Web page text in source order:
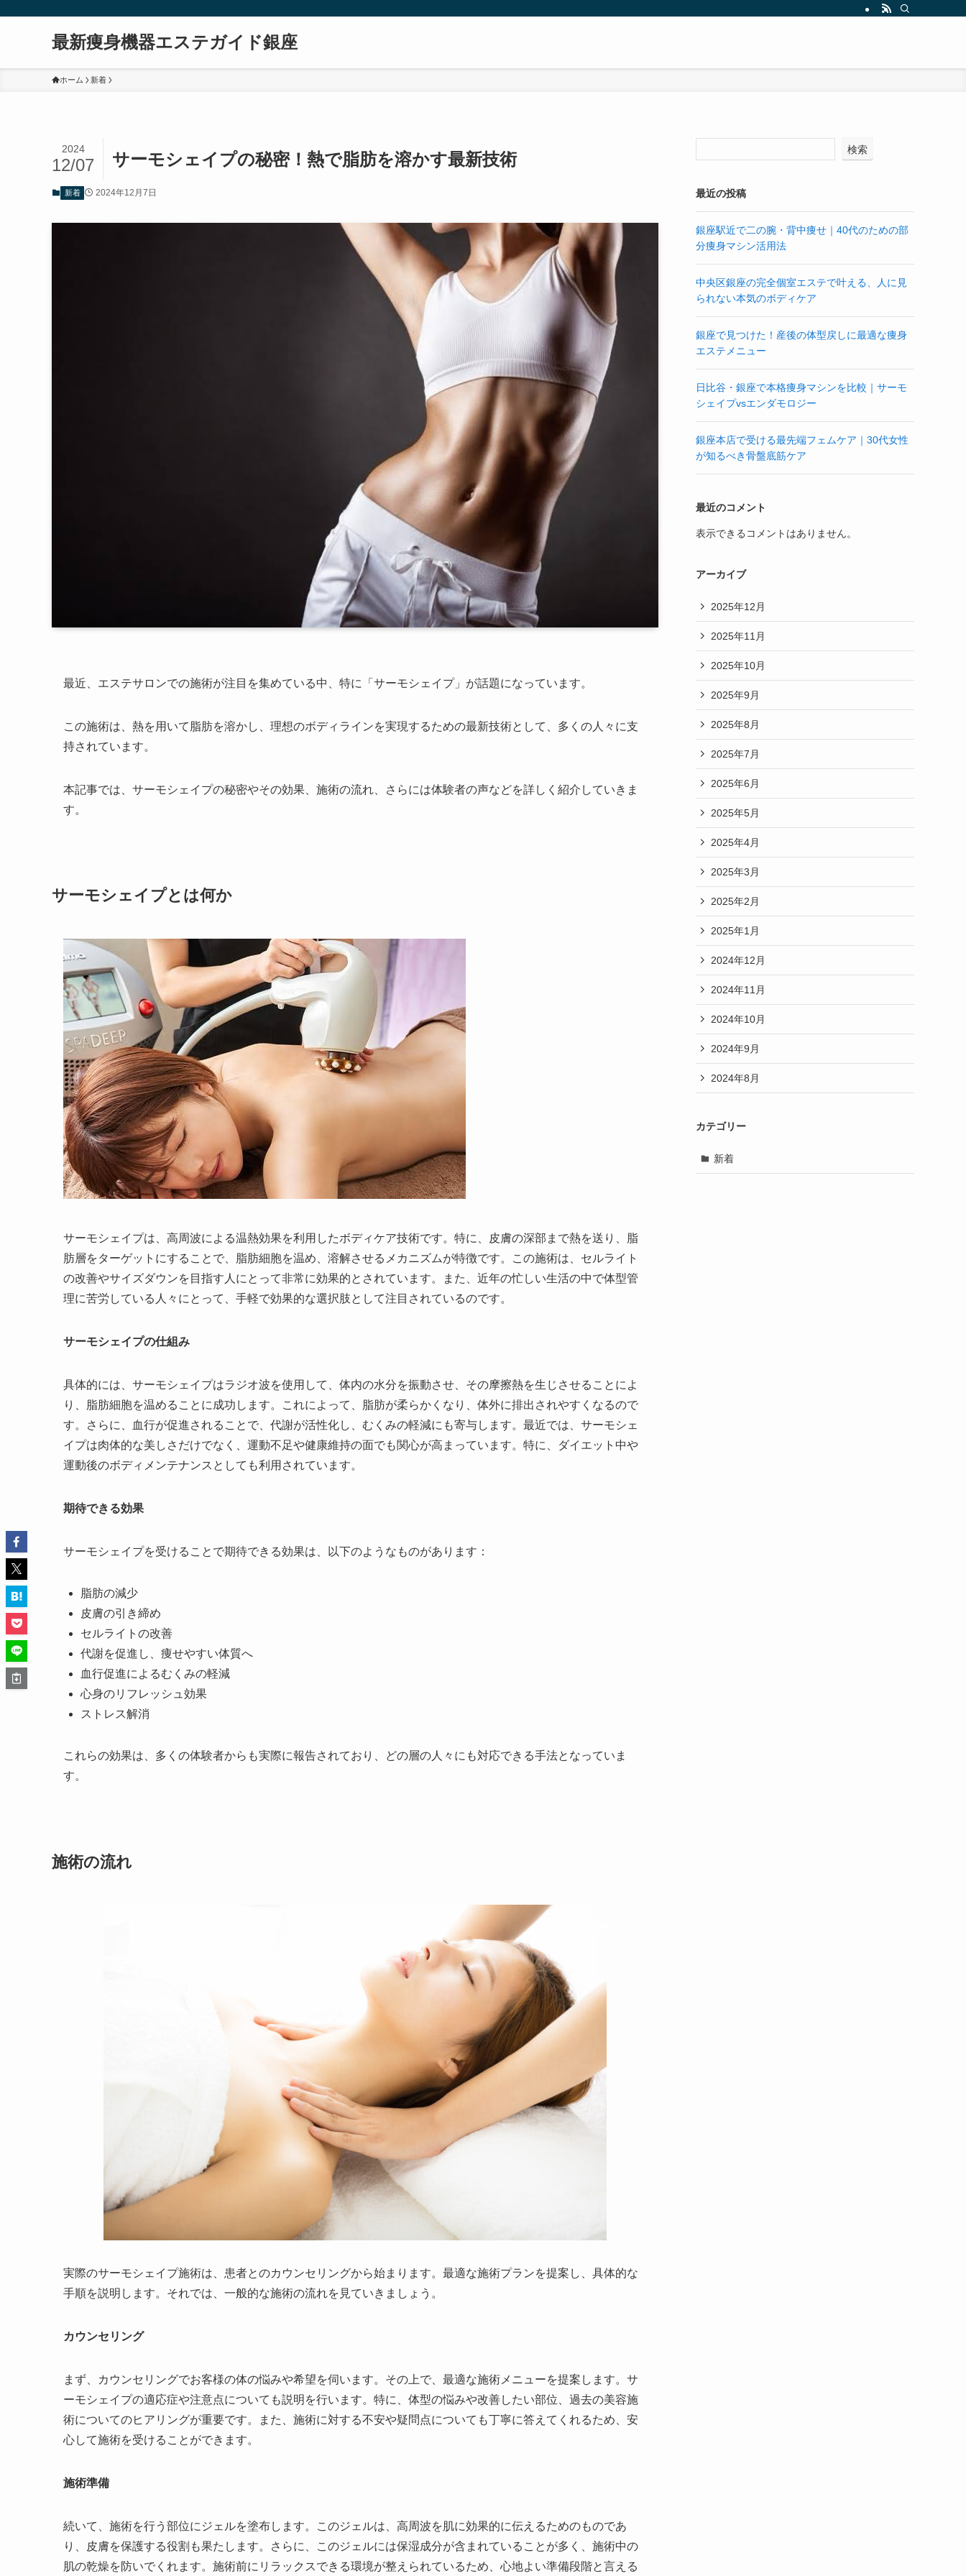
最新痩身機器エステガイド銀座
ホーム 新着
サーモシェイプの秘密！熱で脂肪を溶かす最新技術
2024
12/07
新着 2024年12月7日
最近、エステサロンでの施術が注目を集めている中、特に「サーモシェイプ」が話題になっています。
この施術は、熱を用いて脂肪を溶かし、理想のボディラインを実現するための最新技術として、多くの人々に支
持されています。
本記事では、サーモシェイプの秘密やその効果、施術の流れ、さらには体験者の声などを詳しく紹介していきま
す。
サーモシェイプとは何か
サーモシェイプは、高周波による温熱効果を利用したボディケア技術です。特に、皮膚の深部まで熱を送り、脂
肪層をターゲットにすることで、脂肪細胞を温め、溶解させるメカニズムが特徴です。この施術は、セルライト
の改善やサイズダウンを目指す人にとって非常に効果的とされています。また、近年の忙しい生活の中で体型管
理に苦労している人々にとって、手軽で効果的な選択肢として注目されているのです。
サーモシェイプの仕組み
具体的には、サーモシェイプはラジオ波を使用して、体内の水分を振動させ、その摩擦熱を生じさせることによ
り、脂肪細胞を温めることに成功します。これによって、脂肪が柔らかくなり、体外に排出されやすくなるので
す。さらに、血行が促進されることで、代謝が活性化し、むくみの軽減にも寄与します。最近では、サーモシェ
イプは肉体的な美しさだけでなく、運動不足や健康維持の面でも関心が高まっています。特に、ダイエット中や
運動後のボディメンテナンスとしても利用されています。
期待できる効果
サーモシェイプを受けることで期待できる効果は、以下のようなものがあります：
脂肪の減少
皮膚の引き締め
セルライトの改善
代謝を促進し、痩せやすい体質へ
血行促進によるむくみの軽減
心身のリフレッシュ効果
ストレス解消
これらの効果は、多くの体験者からも実際に報告されており、どの層の人々にも対応できる手法となっていま
す。
施術の流れ
実際のサーモシェイプ施術は、患者とのカウンセリングから始まります。最適な施術プランを提案し、具体的な
手順を説明します。それでは、一般的な施術の流れを見ていきましょう。
カウンセリング
まず、カウンセリングでお客様の体の悩みや希望を伺います。その上で、最適な施術メニューを提案します。サ
ーモシェイプの適応症や注意点についても説明を行います。特に、体型の悩みや改善したい部位、過去の美容施
術についてのヒアリングが重要です。また、施術に対する不安や疑問点についても丁寧に答えてくれるため、安
心して施術を受けることができます。
施術準備
続いて、施術を行う部位にジェルを塗布します。このジェルは、高周波を肌に効果的に伝えるためのものであ
り、皮膚を保護する役割も果たします。さらに、このジェルには保湿成分が含まれていることが多く、施術中の
肌の乾燥を防いでくれます。施術前にリラックスできる環境が整えられているため、心地よい準備段階と言える
検索
最近の投稿
銀座駅近で二の腕・背中痩せ｜40代のための部
分痩身マシン活用法
中央区銀座の完全個室エステで叶える、人に見
られない本気のボディケア
銀座で見つけた！産後の体型戻しに最適な痩身
エステメニュー
日比谷・銀座で本格痩身マシンを比較｜サーモ
シェイプvsエンダモロジー
銀座本店で受ける最先端フェムケア｜30代女性
が知るべき骨盤底筋ケア
最近のコメント
表示できるコメントはありません。
アーカイブ
2025年12月
2025年11月
2025年10月
2025年9月
2025年8月
2025年7月
2025年6月
2025年5月
2025年4月
2025年3月
2025年2月
2025年1月
2024年12月
2024年11月
2024年10月
2024年9月
2024年8月
カテゴリー
新着